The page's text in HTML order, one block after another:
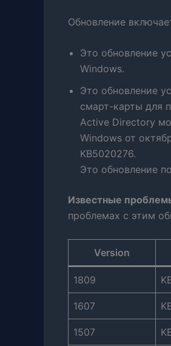
Обновление
Это обновление
Windows.
Это обновление
смарт-карты для
Active Directory
Windows от
KB5020276.
Это обновление
Известные
проблемах с этим
Version
1809
1607
1507